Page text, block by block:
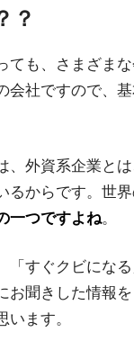
？
ても、さまざま
会社ですので、
、外資系企業と
るからです。世
一つですよね。
「すぐクビにな
お聞きした情報
ます。